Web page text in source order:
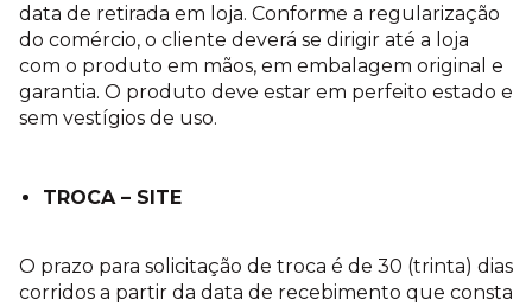
data de retirada em loja. Conforme a regularização
do comércio, o cliente deverá se dirigir até a loja
com o produto em mãos, em embalagem original e
garantia. O produto deve estar em perfeito estado e
sem vestígios de uso.
TROCA – SITE
O prazo para solicitação de troca é de 30 (trinta) dias
corridos a partir da data de recebimento que consta